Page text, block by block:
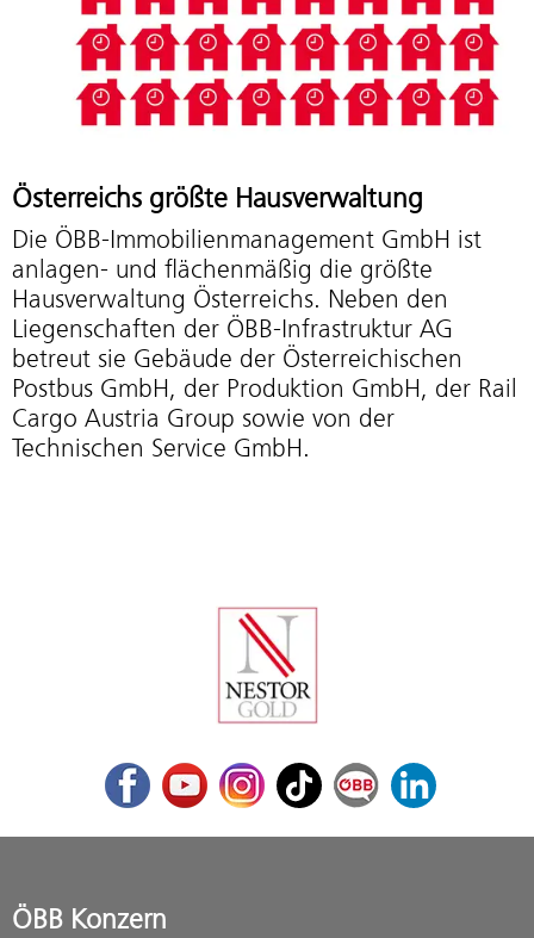
Österreichs größte Hausverwaltung
Die ÖBB-Immobilienmanagement GmbH ist
anlagen- und flächenmäßig die größte
Hausverwaltung Österreichs. Neben den
Liegenschaften der ÖBB-Infrastruktur AG
betreut sie Gebäude der Österreichischen
Postbus GmbH, der Produktion GmbH, der Rail
Cargo Austria Group sowie von der
Technischen Service GmbH.
FacebookYoutubeInstagram
TikTok ÖBB Corporate Blog
LinkedIn
ÖBB Konzern